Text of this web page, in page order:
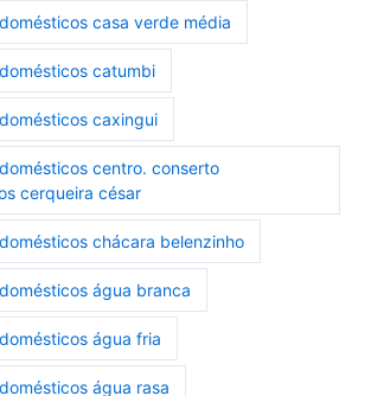
casa verde média
catumbi
caxingui
centro. conserto
cerqueira césar
chácara belenzinho
água branca
água fria
água rasa